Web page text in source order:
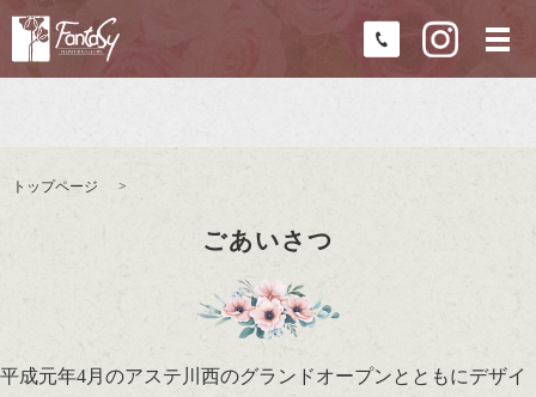
トップページ
ごあいさつ
平成元年4月のアステ川西のグランドオープンとともにデザイ